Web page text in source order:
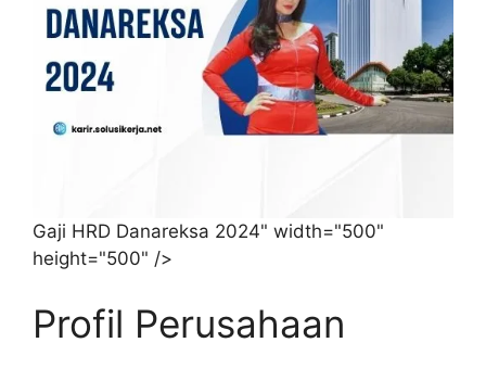
Gaji HRD Danareksa 2024" width="500"
height="500" />
Profil Perusahaan